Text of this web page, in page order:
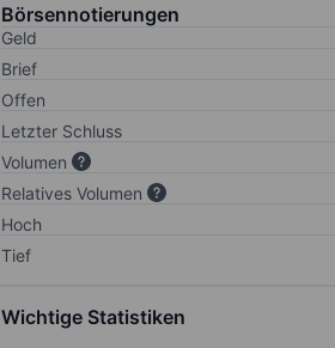
Börsennotierungen
Geld
Brief
Offen
Letzter Schluss
Volumen
Relatives Volumen
Hoch
Tief
Wichtige Statistiken